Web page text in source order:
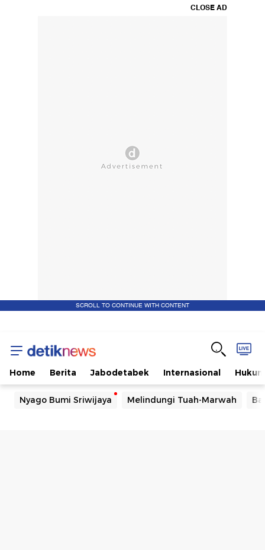
CLOSE AD
SCROLL TO CONTINUE WITH CONTENT
Home Berita Jabodetabek Internasional Hukum
Nyago Bumi Sriwijaya Melindungi Tuah-Marwah